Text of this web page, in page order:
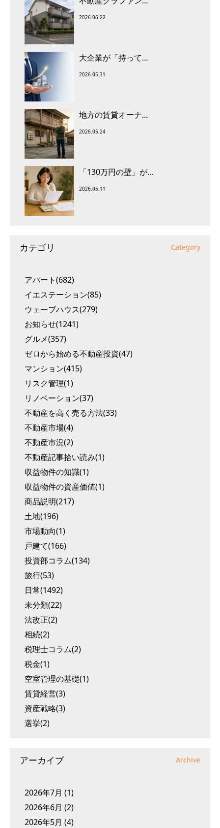
2026.06.22
大企業が「持って...
2026.05.31
地方の賃貸オーナ...
2026.05.24
「130万円の壁」が...
2026.05.11
カテゴリ Category
アパート(682)
イエステーション(85)
ウェーブハウス(279)
お知らせ(1241)
グルメ(357)
ゼロから始める不動産投資(47)
マンション(415)
リスク管理(1)
リノベーション(37)
不動産を高く売る方法(33)
不動産市場(4)
不動産市況(2)
不動産記事拾い読み(1)
収益物件の知識(1)
収益物件の資産価値(1)
商品説明(217)
土地(196)
市場動向(1)
戸建て(166)
投資部コラム(134)
旅行(53)
日常(1492)
未分類(22)
法改正(2)
相続(2)
税理士コラム(2)
税金(1)
空室管理の基礎(1)
賃貸経営(3)
資産戦略(3)
選挙(2)
アーカイブ Archive
2026年7月 (1)
2026年6月 (2)
2026年5月 (4)